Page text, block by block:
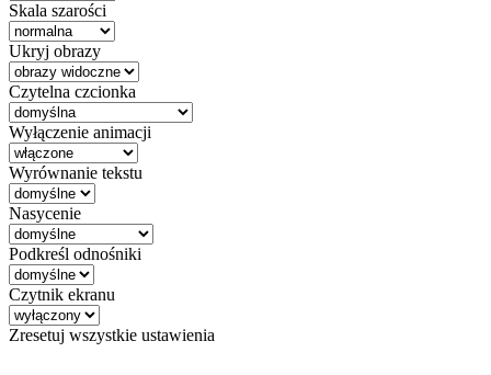
Skala szarości
Ukryj obrazy
Czytelna czcionka
Wyłączenie animacji
Wyrównanie tekstu
Nasycenie
Podkreśl odnośniki
Czytnik ekranu
Zresetuj wszystkie ustawienia